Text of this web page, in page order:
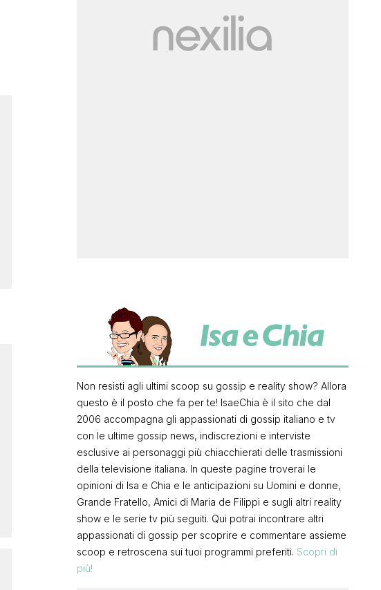
Non resisti agli ultimi scoop su gossip e reality show? Allora
questo è il posto che fa per te! IsaeChia è il sito che dal
2006 accompagna gli appassionati di gossip italiano e tv
con le ultime gossip news, indiscrezioni e interviste
esclusive ai personaggi più chiacchierati delle trasmissioni
della televisione italiana. In queste pagine troverai le
opinioni di Isa e Chia e le anticipazioni su Uomini e donne,
Grande Fratello, Amici di Maria de Filippi e sugli altri reality
show e le serie tv più seguiti. Qui potrai incontrare altri
appassionati di gossip per scoprire e commentare assieme
scoop e retroscena sui tuoi programmi preferiti. Scopri di
più!